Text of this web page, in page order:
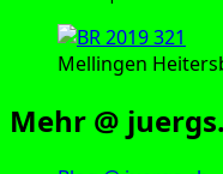
Mellingen
Mehr @